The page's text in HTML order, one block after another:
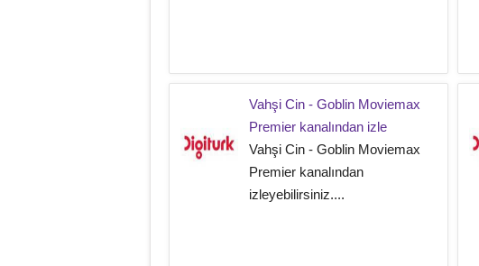
Vahşi Cin - Goblin Moviemax
Premier kanalından izle
Vahşi Cin - Goblin Moviemax
Premier kanalından
izleyebilirsiniz....